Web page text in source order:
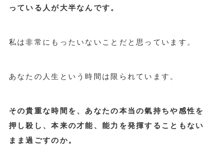
っている人が大半なんです。
私は非常にもったいないことだと思っています。
あなたの人生という時間は限られています。
その貴重な時間を、 あなたの本当の氣持ちや感性を
押し殺し、本来の才能、能力を発揮することもない
まま過ごすのか。